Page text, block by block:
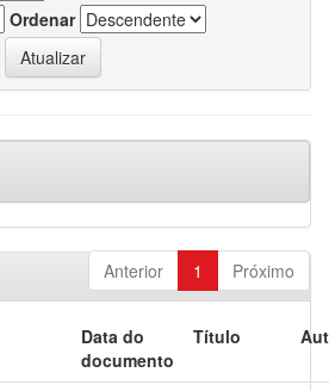
Ordenar
Anterior 1 Próximo
Data do
documento
Título